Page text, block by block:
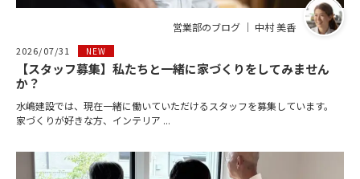
営業部のブログ ｜ 中村 美香
2026/07/31 NEW
【スタッフ募集】私たちと一緒に家づくりをしてみません
か？
水嶋建設では、現在一緒に働いていただけるスタッフを募集しています。
家づくりが好きな方、インテリア ...